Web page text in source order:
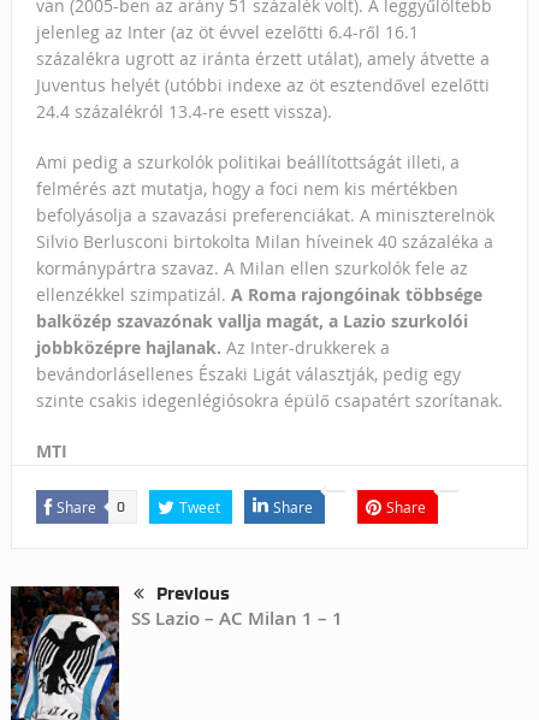
van (2005-ben az arány 51 százalék volt). A leggyűlöltebb
jelenleg az Inter (az öt évvel ezelőtti 6.4-ről 16.1
százalékra ugrott az iránta érzett utálat), amely átvette a
Juventus helyét (utóbbi indexe az öt esztendővel ezelőtti
24.4 százalékról 13.4-re esett vissza).
Ami pedig a szurkolók politikai beállítottságát illeti, a
felmérés azt mutatja, hogy a foci nem kis mértékben
befolyásolja a szavazási preferenciákat. A miniszterelnök
Silvio Berlusconi birtokolta Milan híveinek 40 százaléka a
kormánypártra szavaz. A Milan ellen szurkolók fele az
ellenzékkel szimpatizál. A Roma rajongóinak többsége
balközép szavazónak vallja magát, a Lazio szurkolói
jobbközépre hajlanak. Az Inter-drukkerek a
bevándorlásellenes Északi Ligát választják, pedig egy
szinte csakis idegenlégiósokra épülő csapatért szorítanak.
MTI
Share 0 Tweet Share Share
Previous
SS Lazio – AC Milan 1 – 1